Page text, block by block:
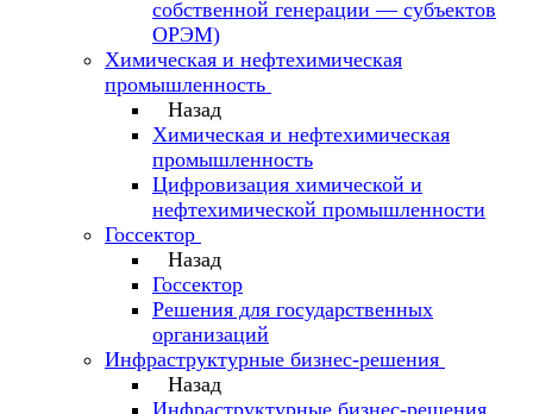
собственной генерации — субъектов
ОРЭМ)
Химическая и нефтехимическая
промышленность
Назад
Химическая и нефтехимическая
промышленность
Цифровизация химической и
нефтехимической промышленности
Госсектор
Назад
Госсектор
Решения для государственных
организаций
Инфраструктурные бизнес-решения
Назад
Инфраструктурные бизнес-решения